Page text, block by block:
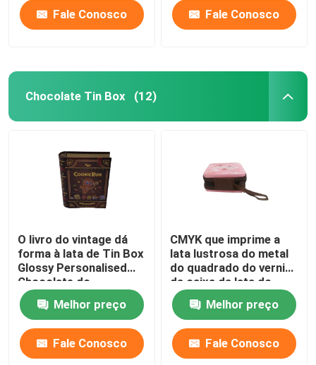
Fale Conosco Fale Conosco
Chocolate Tin Box (12)
O livro do vintage dá
forma à lata de Tin Box
Glossy Personalised
Chocolate do
chocolate
Melhor preço
Fale Conosco
CMYK que imprime a
lata lustrosa do metal
do quadrado do verniz
da caixa da lata do
chocolate do zíper
Melhor preço
Fale Conosco